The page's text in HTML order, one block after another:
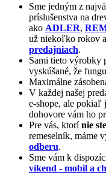
Sme jedným z
príslušenstva na
ako ADLER,
už niekoľko rokov
predajniach.
Sami tieto výrobky
vyskúšané, že
Maximálne
V každej našej
e-shope, ale pokiaľ
dohovore vám ho
Pre vás, ktorínie
remeselník, máme
odberu.
Sme vám k
víkend - mobil a